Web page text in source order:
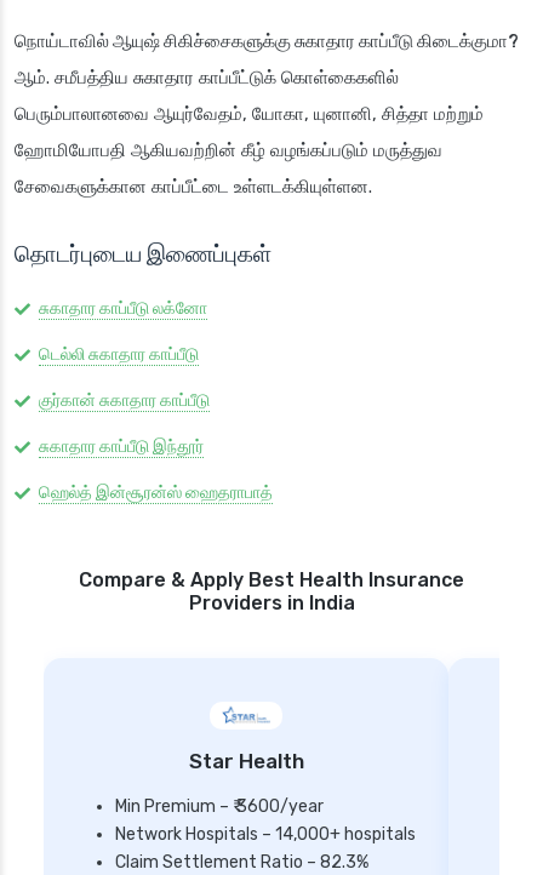
நொய்டாவில் ஆயுஷ் சிகிச்சைகளுக்கு சுகாதார காப்பீடு கிடைக்குமா?
ஆம். சமீபத்திய சுகாதார காப்பீட்டுக் கொள்கைகளில்
பெரும்பாலானவை ஆயுர்வேதம், யோகா, யுனானி, சித்தா மற்றும்
ஹோமியோபதி ஆகியவற்றின் கீழ் வழங்கப்படும் மருத்துவ
சேவைகளுக்கான காப்பீட்டை உள்ளடக்கியுள்ளன.
தொடர்புடைய இணைப்புகள்
சுகாதார காப்பீடு லக்னோ
டெல்லி சுகாதார காப்பீடு
குர்கான் சுகாதார காப்பீடு
சுகாதார காப்பீடு இந்தூர்
ஹெல்த் இன்சூரன்ஸ் ஹைதராபாத்
Compare & Apply Best Health Insurance
Providers in India
Star Health
Min Premium – ₹ 3600/year
Network Hospitals – 14,000+ hospitals
Claim Settlement Ratio – 82.3%